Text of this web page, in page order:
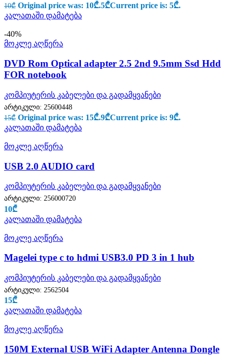
10₾ Original price was: 10₾.5₾Current price is: 5₾.
კალათაში დამატება
-40%
მოკლე აღწერა
DVD Rom Optical adapter 2.5 2nd 9.5mm Ssd Hdd
FOR notebook
კომპიუტერის კაბელები და გადამყვანები
არტიკული: 25600448
15₾ Original price was: 15₾.9₾Current price is: 9₾.
კალათაში დამატება
მოკლე აღწერა
USB 2.0 AUDIO card
კომპიუტერის კაბელები და გადამყვანები
არტიკული: 256000720
10₾
კალათაში დამატება
მოკლე აღწერა
Magelei type c to hdmi USB3.0 PD 3 in 1 hub
კომპიუტერის კაბელები და გადამყვანები
არტიკული: 2562504
15₾
კალათაში დამატება
მოკლე აღწერა
150M External USB WiFi Adapter Antenna Dongle